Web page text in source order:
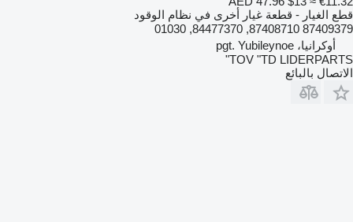
قطع الغيار - قطعة غيار أخرى في نظام الوقود
87409379 87408710, 84477370, 01030
أوكرانيا، pgt. Yubileynoe
TOV "TD LIDERPARTS"
الاتصال بالبائع